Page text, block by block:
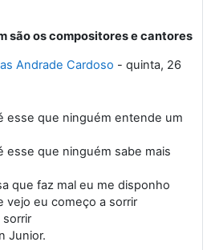
post
são os compositores e cantores
Andrade Cardoso - quinta, 26
esse que ninguém entende um
esse que ninguém sabe mais
que faz mal eu me disponho
vejo eu começo a sorrir
sorrir
Junior.